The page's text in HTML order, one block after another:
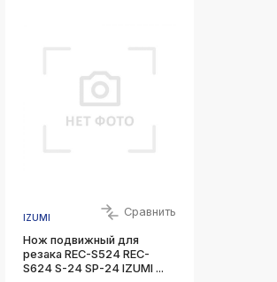
IZUMI Сравнить
Нож подвижный для
резака REC-S524 REC-
S624 S-24 SP-24 IZUMI ...